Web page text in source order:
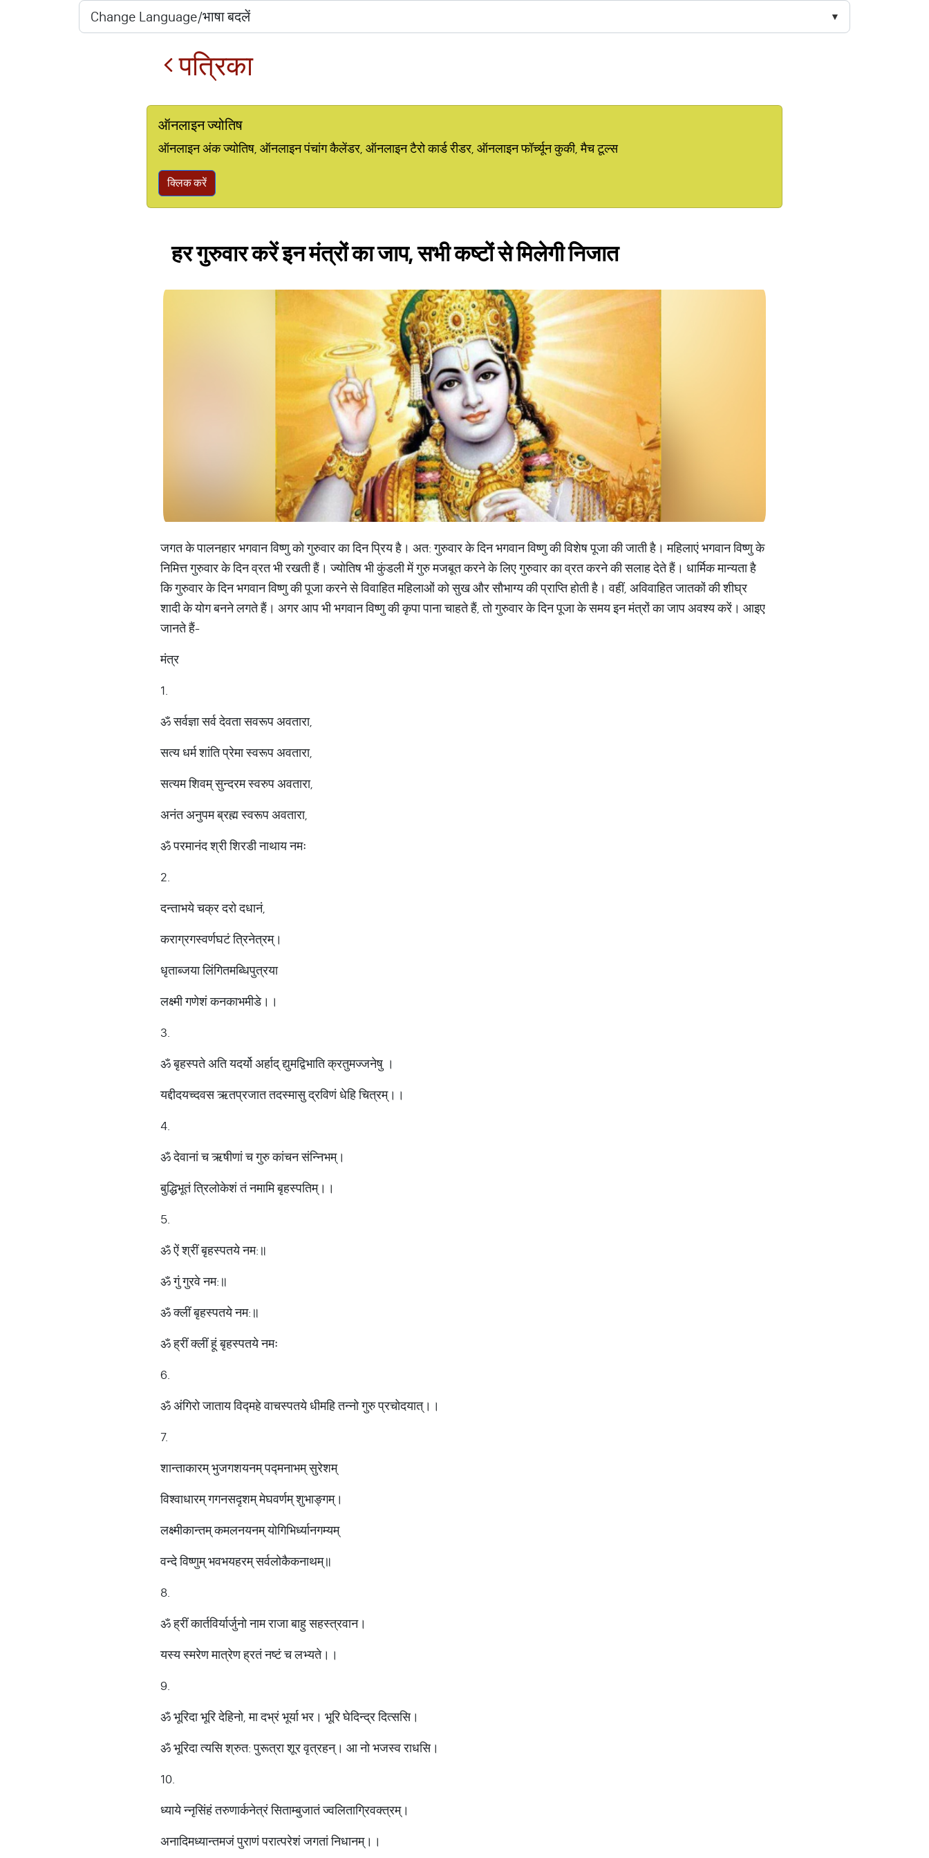
पत्रिका
ऑनलाइन ज्योतिष
ऑनलाइन अंक ज्योतिष, ऑनलाइन पंचांग कैलेंडर, ऑनलाइन टैरो कार्ड रीडर, ऑनलाइन फॉर्च्यून कुकी, मैच टूल्स
क्लिक करें
हर गुरुवार करें इन मंत्रों का जाप, सभी कष्टों से मिलेगी निजात
जगत के पालनहार भगवान विष्णु को गुरुवार का दिन प्रिय है। अत: गुरुवार के दिन भगवान विष्णु की विशेष पूजा की जाती है। महिलाएं भगवान विष्णु के
निमित्त गुरुवार के दिन व्रत भी रखती हैं। ज्योतिष भी कुंडली में गुरु मजबूत करने के लिए गुरुवार का व्रत करने की सलाह देते हैं। धार्मिक मान्यता है
कि गुरुवार के दिन भगवान विष्णु की पूजा करने से विवाहित महिलाओं को सुख और सौभाग्य की प्राप्ति होती है। वहीं, अविवाहित जातकों की शीघ्र
शादी के योग बनने लगते हैं। अगर आप भी भगवान विष्णु की कृपा पाना चाहते हैं, तो गुरुवार के दिन पूजा के समय इन मंत्रों का जाप अवश्य करें। आइए
जानते हैं-
मंत्र
1.
ॐ सर्वज्ञा सर्व देवता सवरूप अवतारा,
सत्य धर्म शांति प्रेमा स्वरूप अवतारा,
सत्यम शिवम् सुन्दरम स्वरुप अवतारा,
अनंत अनुपम ब्रह्म स्वरूप अवतारा,
ॐ परमानंद श्री शिरडी नाथाय नमः
2.
दन्ताभये चक्र दरो दधानं,
कराग्रगस्वर्णघटं त्रिनेत्रम्।
धृताब्जया लिंगितमब्धिपुत्रया
लक्ष्मी गणेशं कनकाभमीडे।।
3.
ॐ बृहस्पते अति यदर्यो अर्हाद् द्युमद्विभाति क्रतुमज्जनेषु ।
यद्दीदयच्दवस ऋतप्रजात तदस्मासु द्रविणं धेहि चित्रम्।।
4.
ॐ देवानां च ऋषीणां च गुरु कांचन संन्निभम्।
बुद्धिभूतं त्रिलोकेशं तं नमामि बृहस्पतिम्।।
5.
ॐ ऐं श्रीं बृहस्पतये नम:॥
ॐ गुं गुरवे नम:॥
ॐ क्लीं बृहस्पतये नम:॥
ॐ ह्रीं क्लीं हूं बृहस्पतये नमः
6.
ॐ अंगिरो जाताय विद्महे वाचस्पतये धीमहि तन्नो गुरु प्रचोदयात्।।
7.
शान्ताकारम् भुजगशयनम् पद्मनाभम् सुरेशम्
विश्वाधारम् गगनसदृशम् मेघवर्णम् शुभाङ्गम्।
लक्ष्मीकान्तम् कमलनयनम् योगिभिर्ध्यानगम्यम्
वन्दे विष्णुम् भवभयहरम् सर्वलोकैकनाथम्॥
8.
ॐ ह्रीं कार्तविर्यार्जुनो नाम राजा बाहु सहस्त्रवान।
यस्य स्मरेण मात्रेण ह्रतं नष्‍टं च लभ्यते।।
9.
ॐ भूरिदा भूरि देहिनो, मा दभ्रं भूर्या भर। भूरि घेदिन्द्र दित्ससि।
ॐ भूरिदा त्यसि श्रुत: पुरूत्रा शूर वृत्रहन्। आ नो भजस्व राधसि।
10.
ध्याये न्नृसिंहं तरुणार्कनेत्रं सिताम्बुजातं ज्वलिताग्रिवक्त्रम्।
अनादिमध्यान्तमजं पुराणं परात्परेशं जगतां निधानम्।।